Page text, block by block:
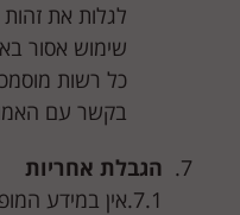
לגלות את
שימוש אסור
כל רשות
בקשר עם
הגבלת אחריות
אין במידע